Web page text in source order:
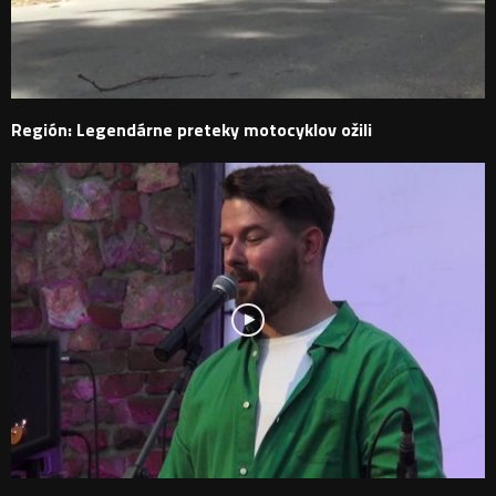
Región: Legendárne preteky motocyklov ožili